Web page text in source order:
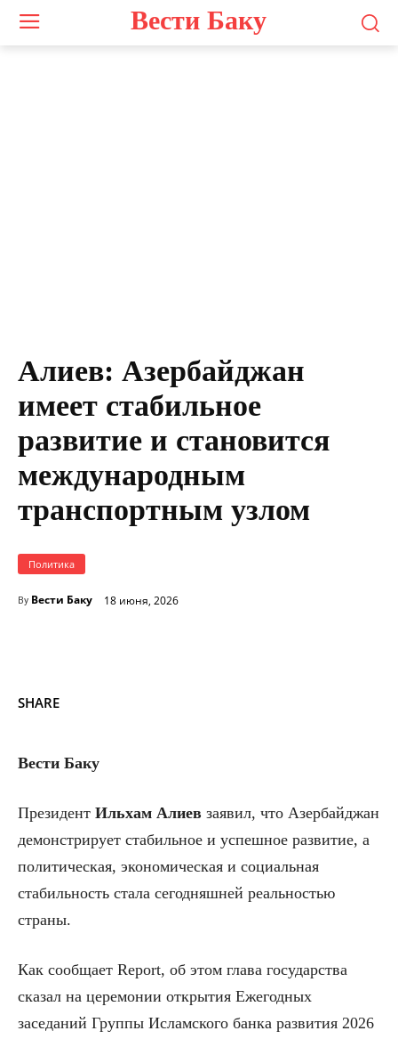
Вести Баку
Алиев: Азербайджан
имеет стабильное
развитие и становится
международным
транспортным узлом
Политика
By Вести Баку 18 июня, 2026
SHARE
Вести Баку
Президент Ильхам Алиев заявил, что Азербайджан
демонстрирует стабильное и успешное развитие, а
политическая, экономическая и социальная
стабильность стала сегодняшней реальностью
страны.
Как сообщает Report, об этом глава государства
сказал на церемонии открытия Ежегодных
заседаний Группы Исламского банка развития 2026